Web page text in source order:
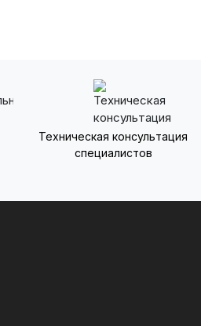
Техническая консультация
специалистов